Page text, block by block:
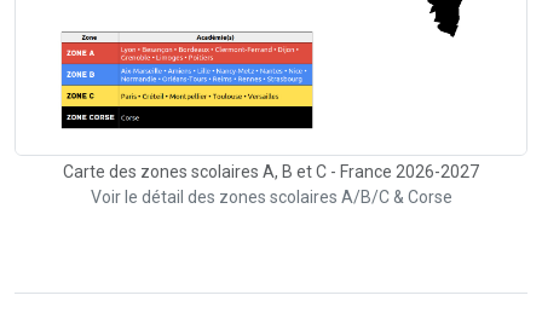
Carte des zones scolaires A, B et C - France 2026-2027
Voir le détail des zones scolaires A/B/C & Corse